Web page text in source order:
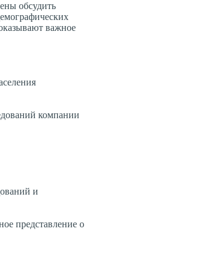
обсудить
важное
компании
и
представление о